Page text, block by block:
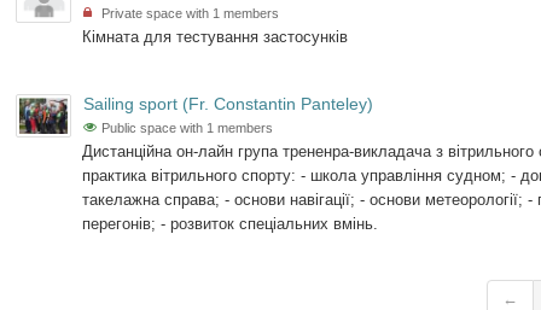
Private space with 1 members
Кімната для тестування застосунків
Sailing sport (Fr. Constantin Panteley)
Public space with 1 members
Дистанційна он-лайн група трененра-викладача з
практика вітрильного спорту: - школа управління судном; -
такелажна справа; - основи навігації; - основи метеорології;
перегонів; - розвиток спеціальних вмінь.
←